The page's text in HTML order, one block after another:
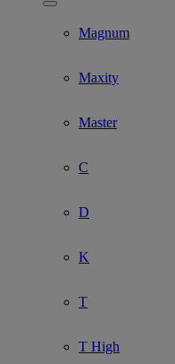
Show submenu for Model
Magnum
Maxity
Master
C
D
K
T
T High